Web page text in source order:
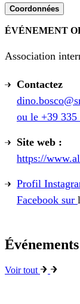
Coordonnées
ÉVÉNEMENT
Association
Contactez
ou le +39 335
Site web :
https://
Profil
Facebook sur
Voir tout